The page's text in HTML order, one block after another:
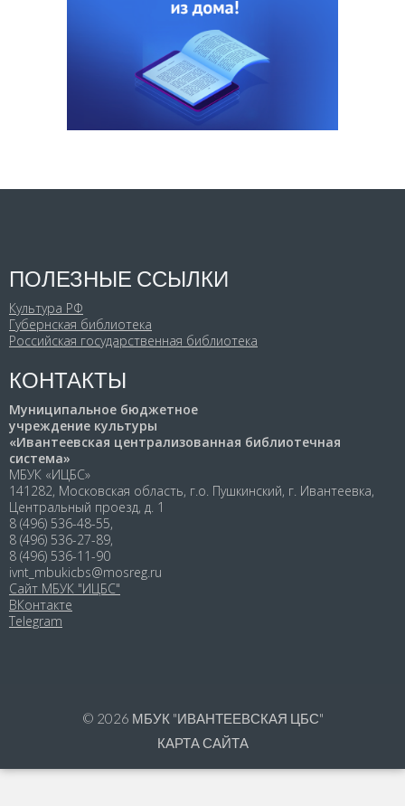
ПОЛЕЗНЫЕ ССЫЛКИ
Культура РФ
Губернская библиотека
Российская государственная библиотека
КОНТАКТЫ
Муниципальное бюджетное
учреждение культуры
«Ивантеевская централизованная библиотечная
система»
МБУК «ИЦБС»
141282, Московская область, г.о. Пушкинский, г. Ивантеевка,
Центральный проезд, д. 1
8 (496) 536-48-55,
8 (496) 536-27-89,
8 (496) 536-11-90
ivnt_mbukicbs@mosreg.ru
Сайт МБУК "ИЦБС"
ВКонтакте
Telegram
© 2026 МБУК "ИВАНТЕЕВСКАЯ ЦБС"
КАРТА САЙТА